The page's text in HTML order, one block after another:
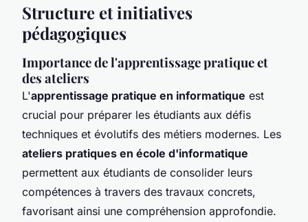
Structure et initiatives
pédagogiques
Importance de l'apprentissage pratique et
des ateliers
L'apprentissage pratique en informatique est
crucial pour préparer les étudiants aux défis
techniques et évolutifs des métiers modernes. Les
ateliers pratiques en école d'informatique
permettent aux étudiants de consolider leurs
compétences à travers des travaux concrets,
favorisant ainsi une compréhension approfondie.